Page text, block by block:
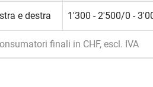
e destra 1'300 - 2'500/0 -
finali in CHF, escl. IVA